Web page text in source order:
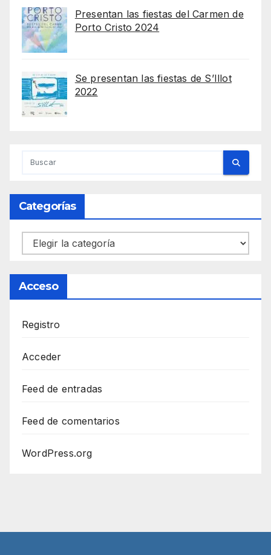
Presentan las fiestas del Carmen de
Porto Cristo 2024
Se presentan las fiestas de S’Illot
2022
Categorías
Categorías
Acceso
Registro
Acceder
Feed de entradas
Feed de comentarios
WordPress.org